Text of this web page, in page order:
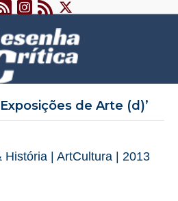
de Arte (d)’
História | ArtCultura | 2013